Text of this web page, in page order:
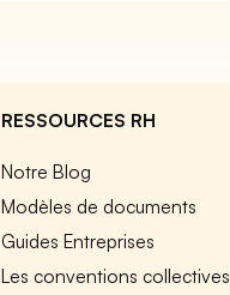
RESSOURCES RH
Notre Blog
Modèles de documents
Guides Entreprises
Les conventions collectives